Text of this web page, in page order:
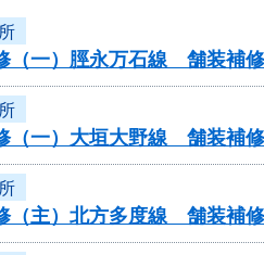
一）脛永万石線 舗装補
一）大垣大野線 舗装補
主）北方多度線 舗装補